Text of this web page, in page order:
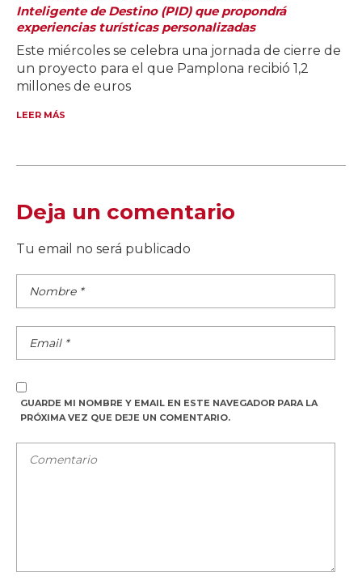
Inteligente de Destino (PID) que propondrá
experiencias turísticas personalizadas
Este miércoles se celebra una jornada de cierre de
un proyecto para el que Pamplona recibió 1,2
millones de euros
LEER MÁS
Deja un comentario
Tu email no será publicado
GUARDE MI NOMBRE Y EMAIL EN ESTE NAVEGADOR PARA LA
PRÓXIMA VEZ QUE DEJE UN COMENTARIO.